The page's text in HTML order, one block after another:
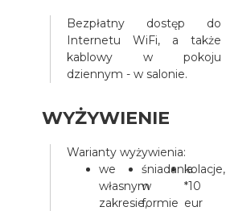
Bezpłatny dostęp do
Internetu WiFi, a także
kablowy w pokoju
dziennym - w salonie.
WYŻYWIENIE
Warianty wyżywienia:
we
własnym
zakresie,
śniadania
w
formie
kolacje,
*10
eur